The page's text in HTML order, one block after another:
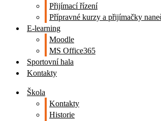
Přijímací řízení
Přípravné kurzy a přijímačky
E-learning
Moodle
MS Office365
Sportovní hala
Kontakty
Škola
Kontakty
Historie